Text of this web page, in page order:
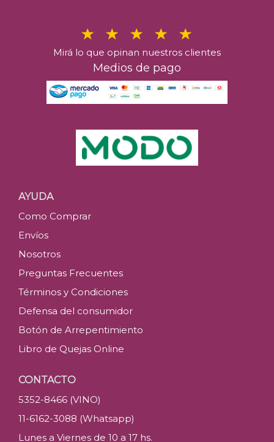
Mirá lo que opinan nuestros clientes
Medios de pago
AYUDA
Como Comprar
Envíos
Nosotros
Preguntas Frecuentes
Términos y Condiciones
Defensa del consumidor
Botón de Arrepentimiento
Libro de Quejas Online
CONTACTO
5352-8466 (VINO)
11-6162-3088 (Whatsapp)
Lunes a Viernes de 10 a 17 hs.